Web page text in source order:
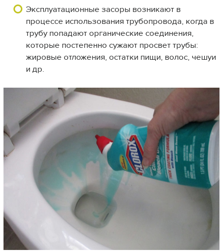
Эксплуатационные засоры возникают в
процессе использования трубопровода, когда в
трубу попадают органические соединения,
которые постепенно сужают просвет трубы:
жировые отложения, остатки пищи, волос, чешуи
и др.